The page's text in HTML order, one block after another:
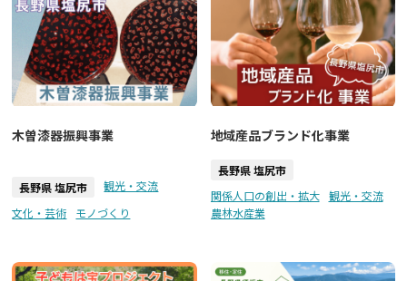
木曽漆器振興事業
長野県 塩尻市
観光・交流
文化・芸術
モノづくり
地域産品ブランド化事業
長野県 塩尻市
関係人口の創出・拡大
観光・交流
農林水産業